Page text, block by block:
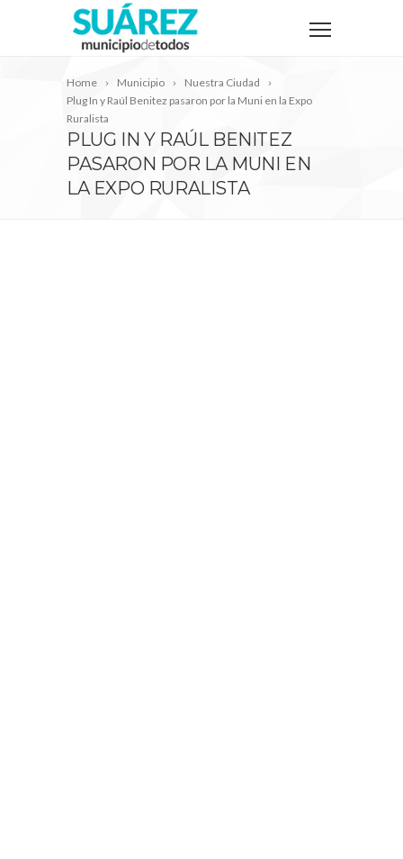
Home Municipio
Nuestra Ciudad
Plug In y Raúl Benitez pasaron por la Muni en la Expo
Ruralista
PLUG IN Y RAÚL BENITEZ
PASARON POR LA MUNI EN
LA EXPO RURALISTA